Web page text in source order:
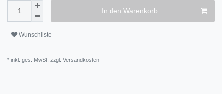
In den Warenkorb
Wunschliste
* inkl. ges. MwSt. zzgl. Versandkosten